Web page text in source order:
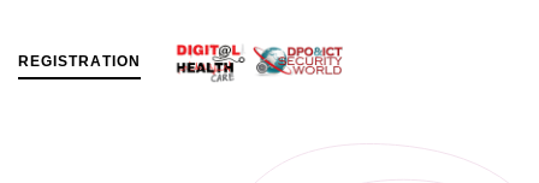
R EG STRAT O N